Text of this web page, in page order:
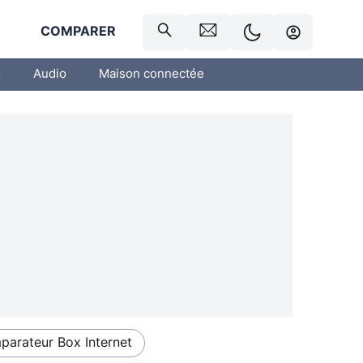
COMPARER
Audio Maison connectée
Box Internet